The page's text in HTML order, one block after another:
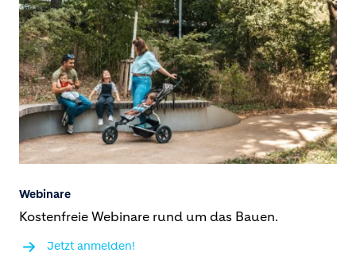
Webinare
Kostenfreie Webinare rund um das Bauen.
Jetzt anmelden!